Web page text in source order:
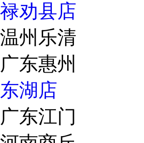
禄劝县店
温州乐清
广东惠州
东湖店
广东江门